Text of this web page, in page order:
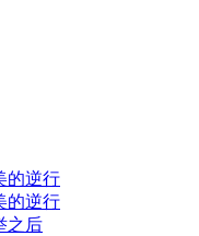
的逆行
的逆行
之后